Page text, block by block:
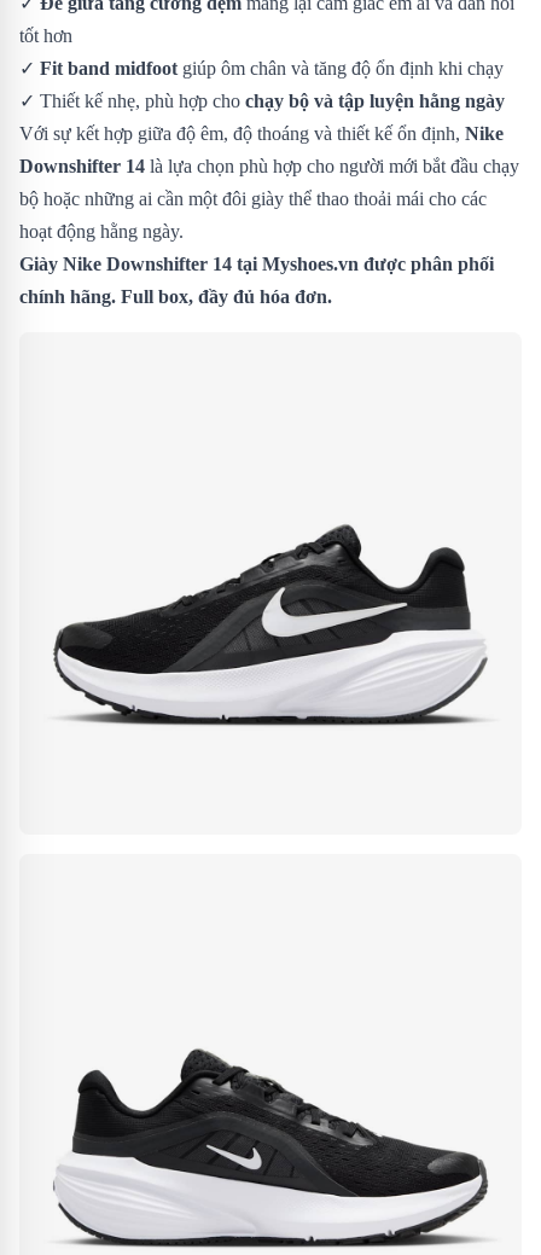
tốt hơn
✓ Fit band midfoot giúp ôm chân và tăng độ ổn định khi chạy
✓ Thiết kế nhẹ, phù hợp cho chạy bộ và tập luyện hằng ngày
Với sự kết hợp giữa độ êm, độ thoáng và thiết kế ổn định, Nike
Downshifter 14 là lựa chọn phù hợp cho người mới bắt đầu chạy
bộ hoặc những ai cần một đôi giày thể thao thoải mái cho các
hoạt động hằng ngày.
Giày Nike Downshifter 14 tại Myshoes.vn được phân phối
chính hãng. Full box, đầy đủ hóa đơn.